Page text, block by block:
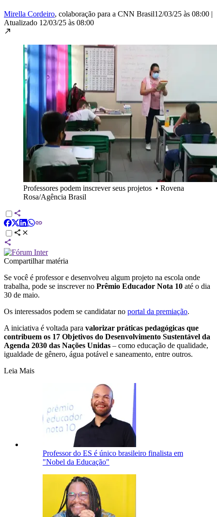
Mirella Cordeiro, colaboração para a CNN Brasil12/03/25 às 08:00 |
Atualizado 12/03/25 às 08:00
Professores podem inscrever seus projetos • Rovena
Rosa/Agência Brasil
Compartilhar matéria
Se você é professor e desenvolveu algum projeto na escola onde
trabalha, pode se inscrever no Prêmio Educador Nota 10 até o dia
30 de maio.
Os interessados podem se candidatar no portal da premiação.
A iniciativa é voltada para valorizar práticas pedagógicas que
contribuem os 17 Objetivos do Desenvolvimento Sustentável da
Agenda 2030 das Nações Unidas – como educação de qualidade,
igualdade de gênero, água potável e saneamento, entre outros.
Leia Mais
Professor do ES é único brasileiro finalista em
"Nobel da Educação"